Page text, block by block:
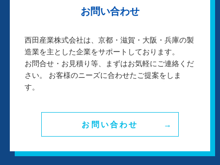
お問い合わせ
西田産業株式会社は、京都・滋賀・大阪・兵庫の製
造業を主とした企業をサポートしております。
お問合せ・お見積り等、まずはお気軽にご連絡くだ
さい。 お客様のニーズに合わせたご提案をしま
す。
お問い合わせ